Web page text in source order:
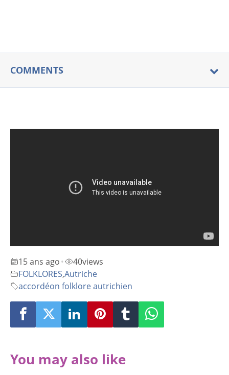
COMMENTS
15 ans ago • 40views
FOLKLORES,Autriche
accordéon folklore autrichien
You may also like